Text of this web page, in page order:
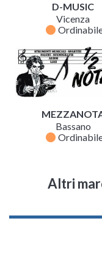
D-MUSIC
Vicenza
fiber_manual_record
Bassano
fiber_manual_record
Altri